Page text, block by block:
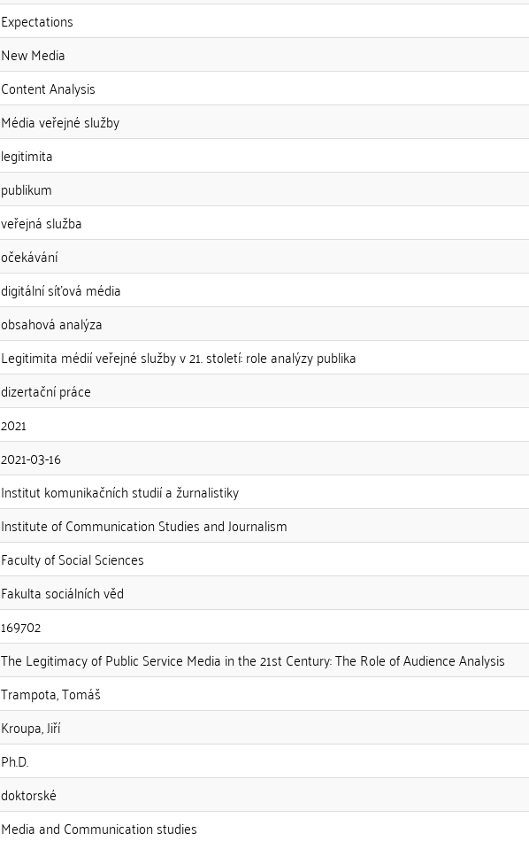
Expectations
New Media
Content Analysis
Média veřejné služby
legitimita
publikum
veřejná služba
očekávání
digitální síťová média
obsahová analýza
Legitimita médií veřejné služby v 21. století: role analýzy publika
dizertační práce
2021
2021-03-16
Institut komunikačních studií a žurnalistiky
Institute of Communication Studies and Journalism
Faculty of Social Sciences
Fakulta sociálních věd
169702
The Legitimacy of Public Service Media in the 21st Century: The Role of Audience Analysis
Trampota, Tomáš
Kroupa, Jiří
Ph.D.
doktorské
Media and Communication studies